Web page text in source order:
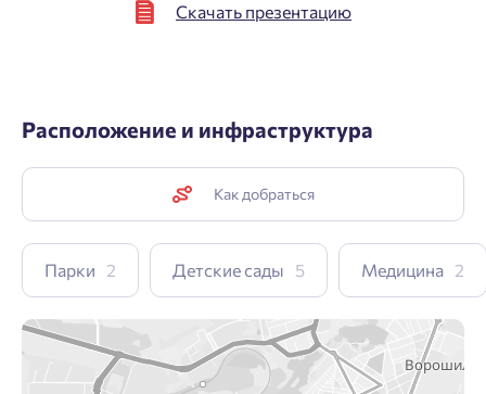
Скачать презентацию
Расположение и инфраструктура
Как добраться
Парки 2 Детские сады 5 Медицина 2